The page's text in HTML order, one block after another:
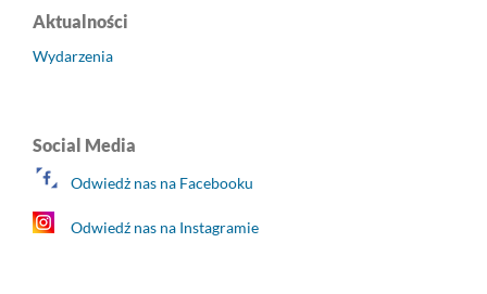
Aktualności
Wydarzenia
Social Media
Odwiedż nas na Facebooku
Odwiedź nas na Instagramie